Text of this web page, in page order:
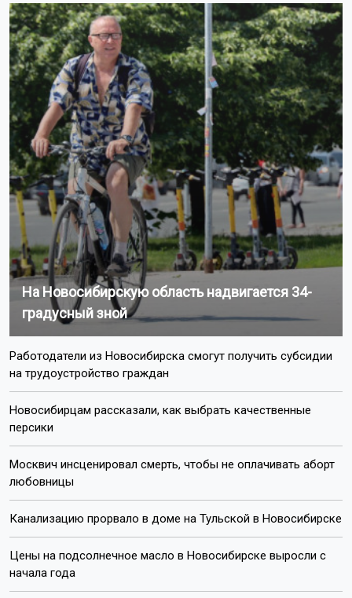
На Новосибирскую область надвигается 34-
градусный зной
Работодатели из Новосибирска смогут получить субсидии
на трудоустройство граждан
Новосибирцам рассказали, как выбрать качественные
персики
Москвич инсценировал смерть, чтобы не оплачивать аборт
любовницы
Канализацию прорвало в доме на Тульской в Новосибирске
Цены на подсолнечное масло в Новосибирске выросли с
начала года